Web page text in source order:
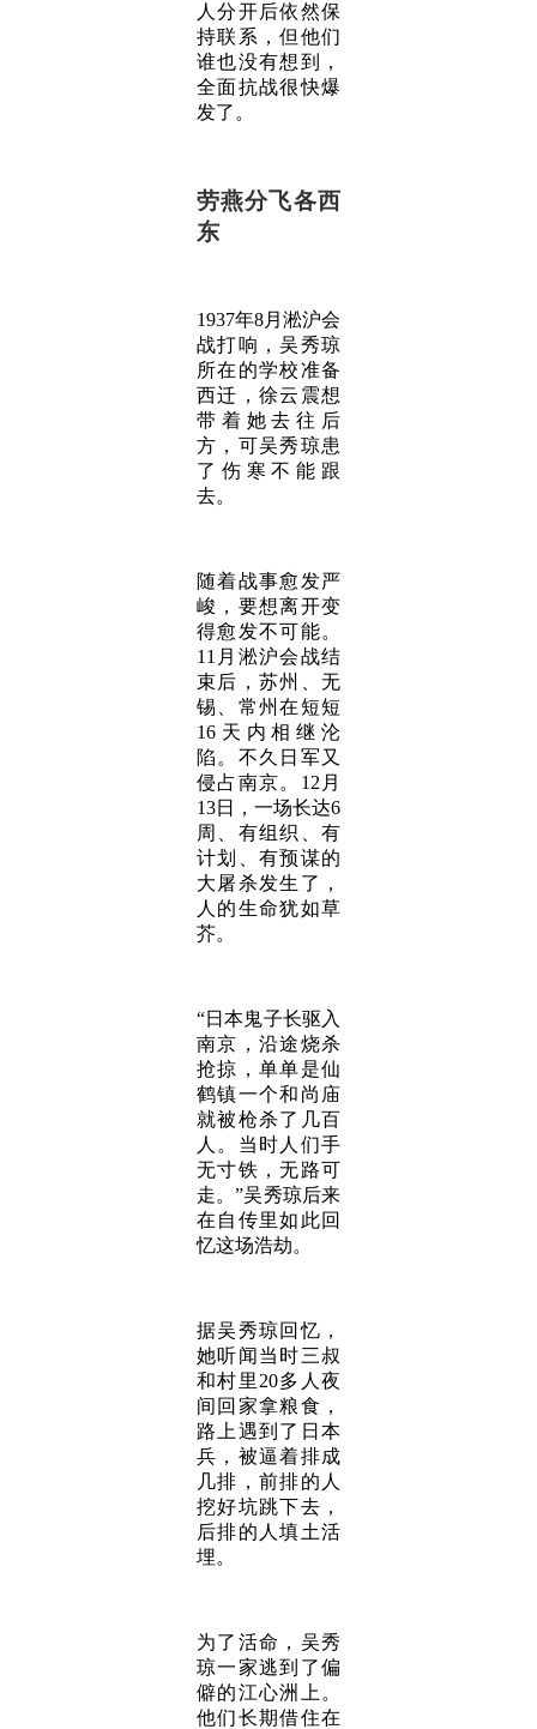
人分开后依然保
持联系，但他们
谁也没有想到，
全面抗战很快爆
发了。
劳燕分飞各西
东
1937年8月淞沪会
战打响，吴秀琼
所在的学校准备
西迁，徐云震想
带着她去往后
方，可吴秀琼患
了伤寒不能跟
去。
随着战事愈发严
峻，要想离开变
得愈发不可能。
11月淞沪会战结
束后，苏州、无
锡、常州在短短
16天内相继沦
陷。不久日军又
侵占南京。12月
13日，一场长达6
周、有组织、有
计划、有预谋的
大屠杀发生了，
人的生命犹如草
芥。
“日本鬼子长驱入
南京，沿途烧杀
抢掠，单单是仙
鹤镇一个和尚庙
就被枪杀了几百
人。当时人们手
无寸铁，无路可
走。”吴秀琼后来
在自传里如此回
忆这场浩劫。
据吴秀琼回忆，
她听闻当时三叔
和村里20多人夜
间回家拿粮食，
路上遇到了日本
兵，被逼着排成
几排，前排的人
挖好坑跳下去，
后排的人填土活
埋。
为了活命，吴秀
琼一家逃到了偏
僻的江心洲上。
他们长期借住在